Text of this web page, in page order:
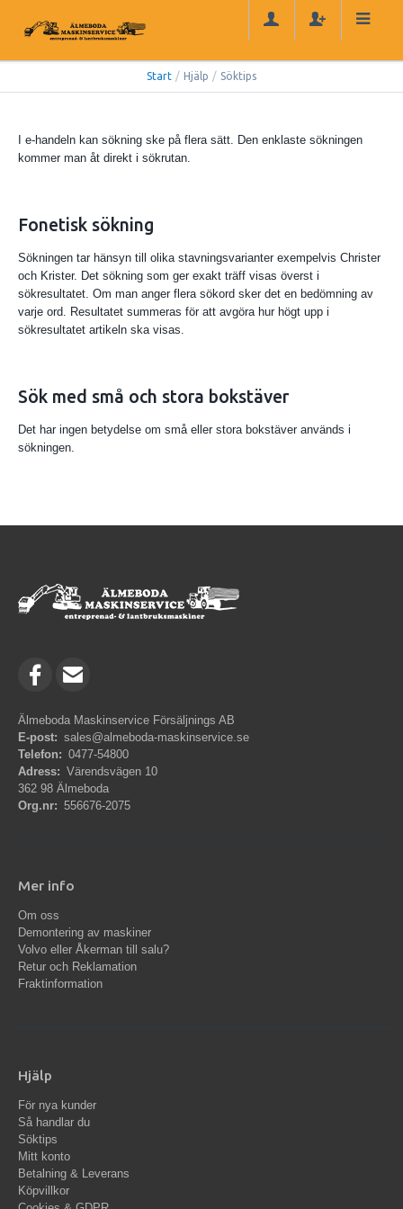
Start / Hjälp / Söktips
I e-handeln kan sökning ske på flera sätt. Den enklaste sökningen
kommer man åt direkt i sökrutan.
Fonetisk sökning
Sökningen tar hänsyn till olika stavningsvarianter exempelvis Christer
och Krister. Det sökning som ger exakt träff visas överst i
sökresultatet. Om man anger flera sökord sker det en bedömning av
varje ord. Resultatet summeras för att avgöra hur högt upp i
sökresultatet artikeln ska visas.
Sök med små och stora bokstäver
Det har ingen betydelse om små eller stora bokstäver används i
sökningen.
Älmeboda Maskinservice Försäljnings AB
E-post: sales@almeboda-maskinservice.se
Telefon: 0477-54800
Adress: Värendsvägen 10
362 98 Älmeboda
Org.nr: 556676-2075
Mer info
Om oss
Demontering av maskiner
Volvo eller Åkerman till salu?
Retur och Reklamation
Fraktinformation
Hjälp
För nya kunder
Så handlar du
Söktips
Mitt konto
Betalning & Leverans
Köpvillkor